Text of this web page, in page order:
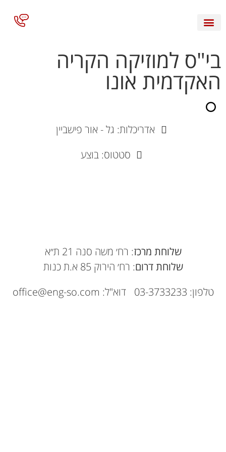
בי"ס למוזיקה הקריה
האקדמית אונו
אדריכלות: גל - אור פישביין
סטטוס: בוצע
שלוחת מרכז: רח׳ משה סנה 21 ת״א
שלוחת דרום: רח׳ הירוק 85 א.ת כנות
טלפון: 03-3733233
דוא"ל: office@eng-so.com